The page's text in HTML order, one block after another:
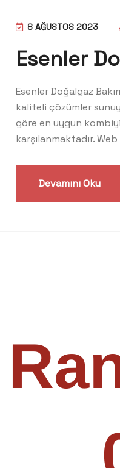
8 AĞUSTOS 2023
Esenler
Esenler Doğalgaz
kaliteli çözümler
göre en uygun
karşılanmaktadır.
Devamını Oku